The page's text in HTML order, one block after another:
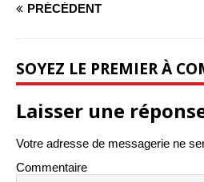
PRÉCÉDENT
SOYEZ LE PREMIER À
Laisser une
Votre adresse de messagerie ne
Commentaire